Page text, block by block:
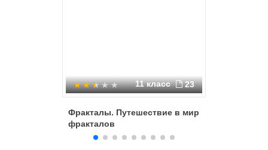
11 класс 23
Фракталы. Путешествие в мир
фракталов